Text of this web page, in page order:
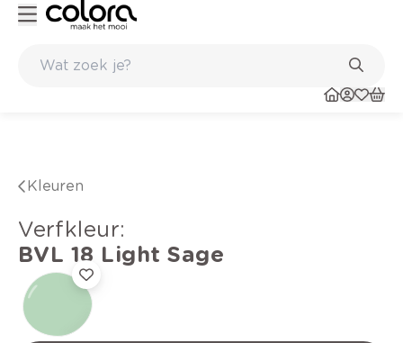
Kleuren
verfkleur:
BVL 18 Light Sage